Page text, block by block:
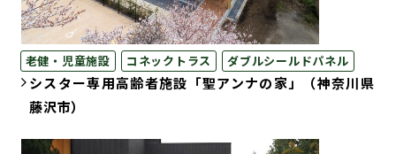
老健・児童施設 コネックトラス ダブルシールドパネル
シスター専用高齢者施設「聖アンナの家」（神奈川県
藤沢市）